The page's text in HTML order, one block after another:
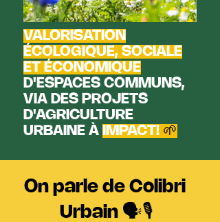
VALORISATION
ÉCOLOGIQUE, SOCIALE
ET ÉCONOMIQUE
D'ESPACES COMMUNS,
VIA DES PROJETS
D'AGRICULTURE
URBAINE À
IMPACT! 🌱
On parle de Colibri
Urbain 🗣️🎙️